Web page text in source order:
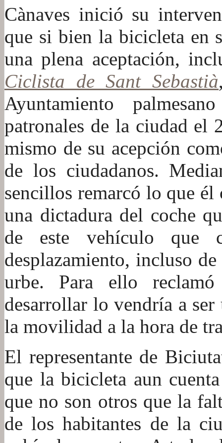
Cànaves inició su
que si bien la bicicleta en
una plena aceptación,
Ciclista de Sant Sebastià
Ayuntamiento
patronales de la ciudad el
mismo de su acepción
de los ciudadanos.
sencillos remarcó lo que
una dictadura del coche
de este vehículo que
desplazamiento, incluso
urbe. Para ello
desarrollar lo vendría a
la movilidad a la hora de
El representante de
que la bicicleta aun
que no son otros que la
de los habitantes de la